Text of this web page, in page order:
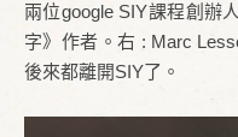
兩位google SIY課程創辦
字》作者。右 : Marc
後來都離開SIY了。